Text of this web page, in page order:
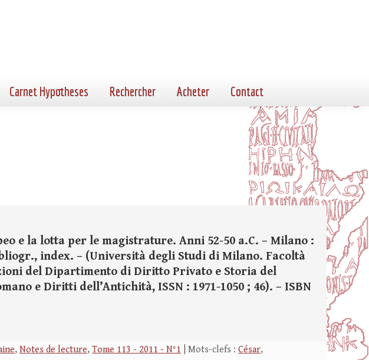
Carnet Hypotheses Rechercher Acheter Contact
e la lotta per le magistrature. Anni 52-50 a.C. – Milano :
index. – (Università degli Studi di Milano. Facoltà
del Dipartimento di Diritto Privato e Storia del
e Diritti dell’Antichità, ISSN : 1971-1050 ; 46). – ISBN
, Notes de lecture, Tome 113 - 2011 - N°1 | Mots-clefs : César,